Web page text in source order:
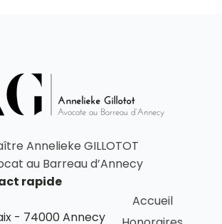
Annelieke GILLOTOT
au Barreau d’Annecy
rapide
- 74000 Annecy
Accueil